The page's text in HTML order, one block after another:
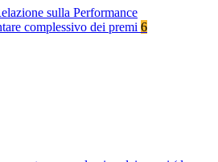
sulla Performance
complessivo dei premi 6